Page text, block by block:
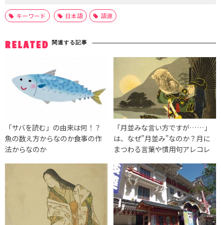
キーワード 日本語 語源
RELATED 関連する記事
「サバを読む」の由来は何！？
魚の数え方からなのか食事の作
法からなのか
「月並みな言い方ですが……」
は、なぜ”月並み”なのか？月に
まつわる言葉や慣用句アレコレ